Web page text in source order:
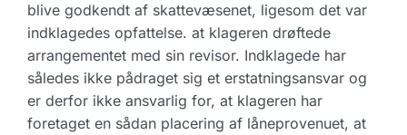
blive godkendt af skattevæsenet, ligesom det var
indklagedes opfattelse. at klageren drøftede
arrangementet med sin revisor. Indklagede har
således ikke pådraget sig et erstatningsansvar og
er derfor ikke ansvarlig for, at klageren har
foretaget en sådan placering af låneprovenuet, at